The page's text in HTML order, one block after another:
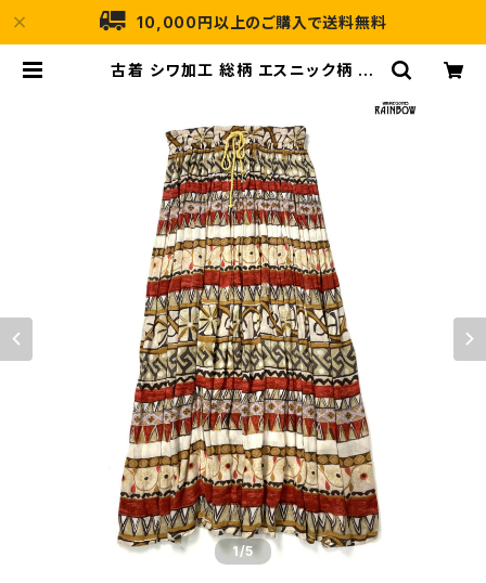
10,000円以上のご購入で送料無料
古着 シワ加工 総柄 エスニック柄 ロ
1/5